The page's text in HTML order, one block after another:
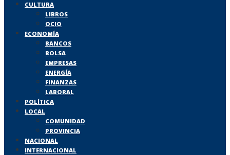
CULTURA
LIBROS
OCIO
ECONOMÍA
BANCOS
BOLSA
EMPRESAS
ENERGÍA
FINANZAS
LABORAL
POLÍTICA
LOCAL
COMUNIDAD
PROVINCIA
NACIONAL
INTERNACIONAL